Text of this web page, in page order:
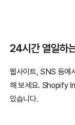
24시간 열일하
웹사이트, SNS 등에
해 보세요. Shopify
있습니다.